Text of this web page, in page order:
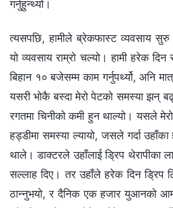
गर्नुहुन्थ्यो।
त्यसपछि, हामीले ब्रेकफास्ट व्यवसाय सुरु
यो व्यवसाय राम्रो चल्यो। हामी हरेक दिन
बिहान १० बजेसम्म काम गर्नुपर्थ्यो, अनि
यसरी भोकै बस्दा मेरो पेटको समस्या झन्
रगतमा चिनीको कमी हुन थाल्यो। यसले मेरो
हड्डीमा समस्या ल्यायो, जसले गर्दा
थाले। डाक्टरले उहाँलाई ड्रिप थेरापीका
सल्लाह दिए। तर उहाँले हरेक दिन ड्रिप
ठान्नुभयो, र दैनिक एक हजार युआनको